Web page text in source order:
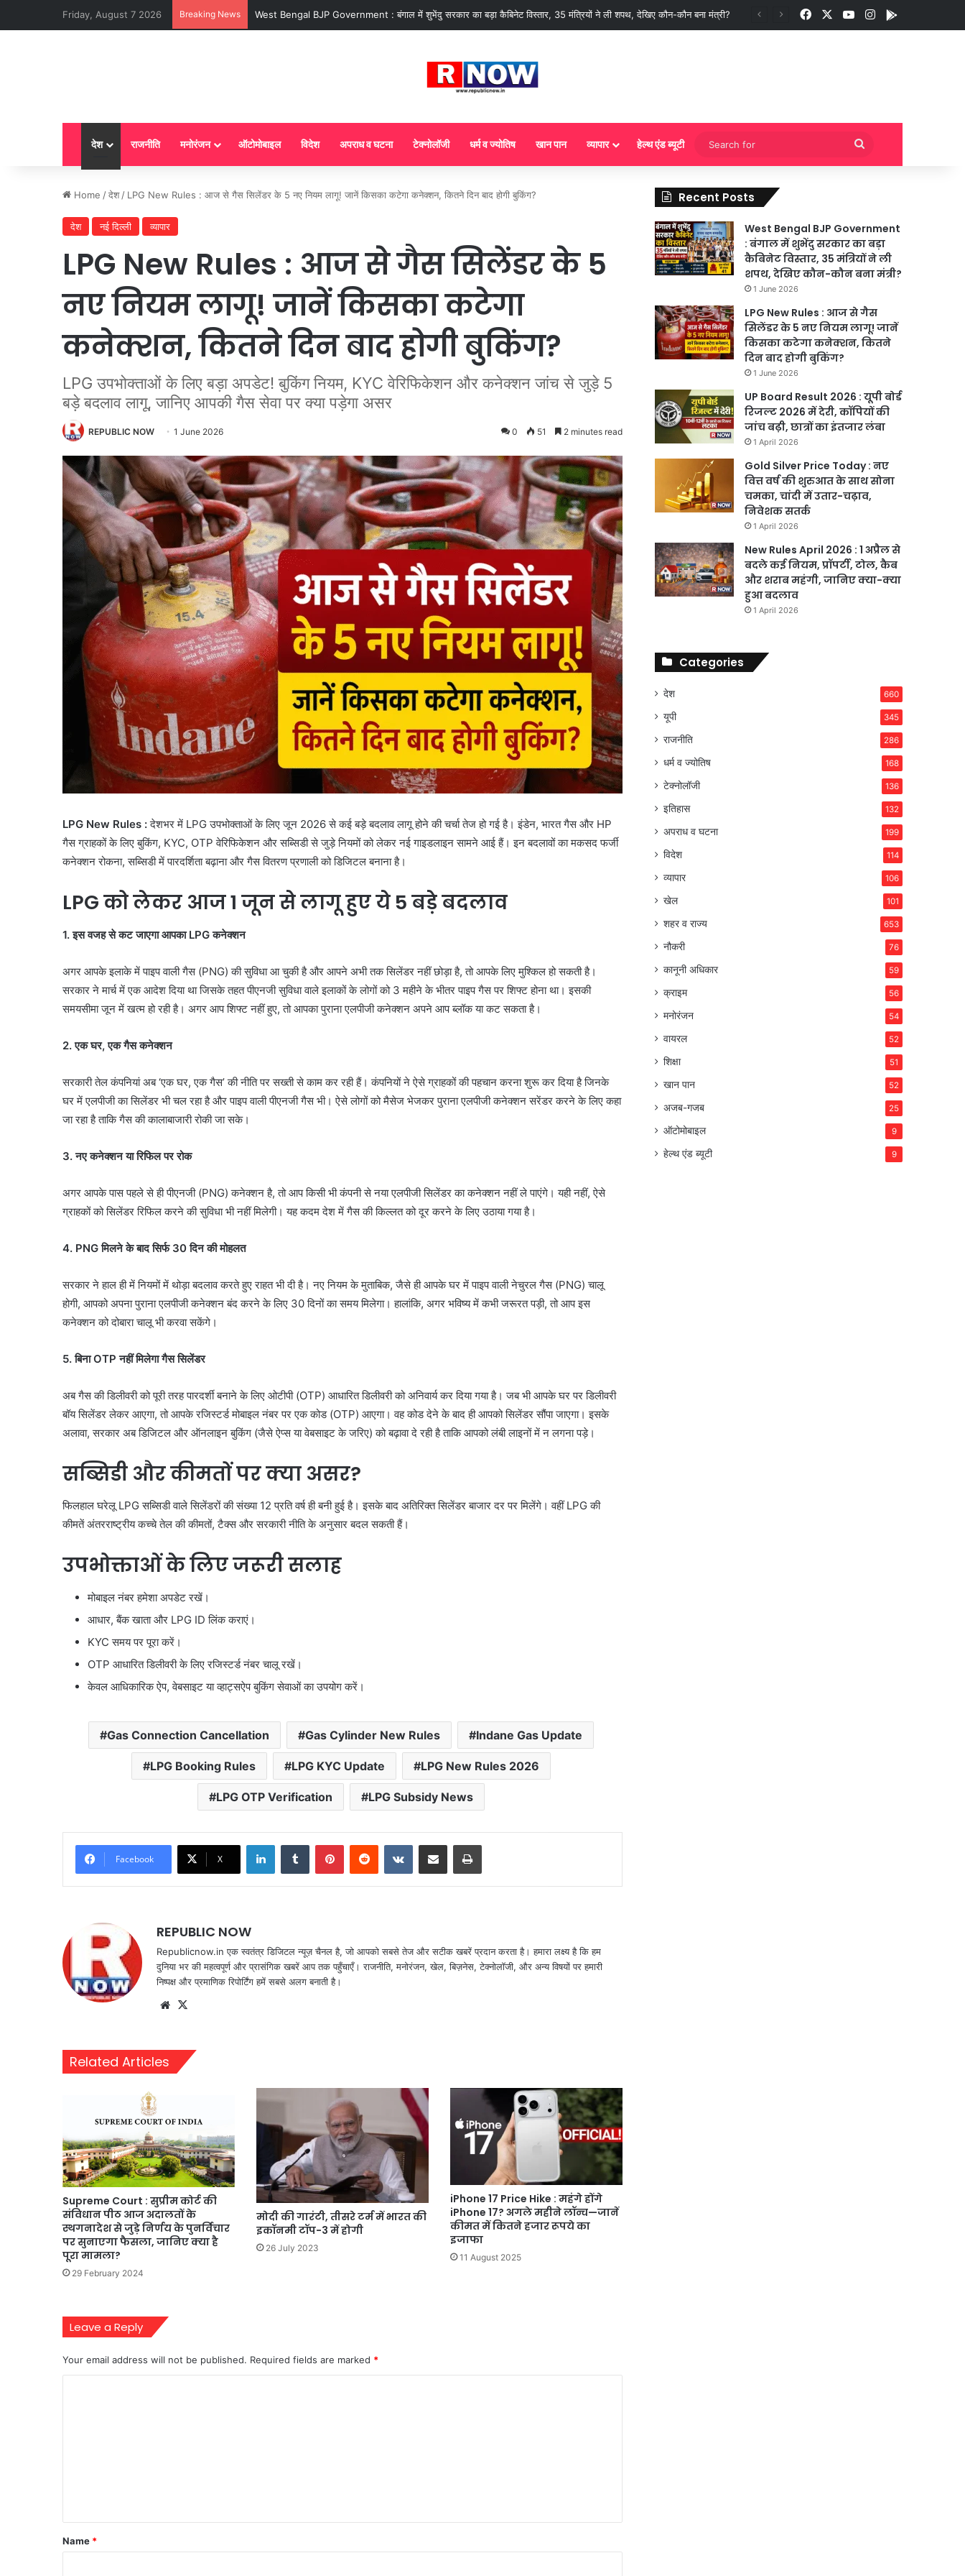
Friday, August 7 2026 Breaking News LPG New Rules : आज से गैस सिलेंडर के 5 नए नियम लागू! जानें किसका कटेगा कनेक्शन, कितने दिन बाद होगी बुकिंग? FacebookYouTubeInstagram
देश राजनीति मनोरंजन ऑटोमोबाइल विदेश अपराध व घटना टेक्नोलॉजी धर्म व ज्योतिष खान पान व्यापार हेल्थ एंड ब्यूटी
Search
for
Home /देश / LPG New Rules : आज से गैस सिलेंडर के 5 नए नियम लागू! जानें किसका कटेगा कनेक्शन, कितने दिन बाद होगी बुकिंग?
देश नई दिल्ली व्यापार
LPG New Rules : आज से गैस सिलेंडर के 5
नए नियम लागू! जानें किसका कटेगा
कनेक्शन, कितने दिन बाद होगी बुकिंग?
LPG उपभोक्ताओं के लिए बड़ा अपडेट! बुकिंग नियम, KYC वेरिफिकेशन और कनेक्शन जांच से जुड़े 5
बड़े बदलाव लागू, जानिए आपकी गैस सेवा पर क्या पड़ेगा असर
REPUBLIC NOW 1 June 2026 0 51 2 minutes read
LPG New Rules :देशभर में LPG उपभोक्ताओं के लिए जून 2026 से कई बड़े बदलाव लागू होने की चर्चा तेज हो गई है। इंडेन, भारत गैस और HP
गैस ग्राहकों के लिए बुकिंग, KYC, OTP वेरिफिकेशन और सब्सिडी से जुड़े नियमों को लेकर नई गाइडलाइन सामने आई हैं। इन बदलावों का मकसद फर्जी
कनेक्शन रोकना, सब्सिडी में पारदर्शिता बढ़ाना और गैस वितरण प्रणाली को डिजिटल बनाना है।
LPG को लेकर आज 1 जून से लागू हुए ये 5 बड़े बदलाव
1. इस वजह से कट जाएगा आपका LPG कनेक्शन
अगर आपके इलाके में पाइप वाली गैस (PNG) की सुविधा आ चुकी है और आपने अभी तक सिलेंडर नहीं छोड़ा है, तो आपके लिए मुश्किल हो सकती है।
सरकार ने मार्च में एक आदेश दिया था जिसके तहत पीएनजी सुविधा वाले इलाकों के लोगों को 3 महीने के भीतर पाइप गैस पर शिफ्ट होना था। इसकी
समयसीमा जून में खत्म हो रही है। अगर आप शिफ्ट नहीं हुए, तो आपका पुराना एलपीजी कनेक्शन अपने आप ब्लॉक या कट सकता है।
2. एक घर, एक गैस कनेक्शन
सरकारी तेल कंपनियां अब ‘एक घर, एक गैस’ की नीति पर सख्ती से काम कर रही हैं। कंपनियों ने ऐसे ग्राहकों की पहचान करना शुरू कर दिया है जिनके
घर में एलपीजी का सिलेंडर भी चल रहा है और पाइप वाली पीएनजी गैस भी। ऐसे लोगों को मैसेज भेजकर पुराना एलपीजी कनेक्शन सरेंडर करने के लिए कहा
जा रहा है ताकि गैस की कालाबाजारी रोकी जा सके।
3. नए कनेक्शन या रिफिल पर रोक
अगर आपके पास पहले से ही पीएनजी (PNG) कनेक्शन है, तो आप किसी भी कंपनी से नया एलपीजी सिलेंडर का कनेक्शन नहीं ले पाएंगे। यही नहीं, ऐसे
ग्राहकों को सिलेंडर रिफिल करने की सुविधा भी नहीं मिलेगी। यह कदम देश में गैस की किल्लत को दूर करने के लिए उठाया गया है।
4. PNG मिलने के बाद सिर्फ 30 दिन की मोहलत
सरकार ने हाल ही में नियमों में थोड़ा बदलाव करते हुए राहत भी दी है। नए नियम के मुताबिक, जैसे ही आपके घर में पाइप वाली नेचुरल गैस (PNG) चालू
होगी, आपको अपना पुराना एलपीजी कनेक्शन बंद करने के लिए 30 दिनों का समय मिलेगा। हालांकि, अगर भविष्य में कभी जरूरत पड़ी, तो आप इस
कनेक्शन को दोबारा चालू भी करवा सकेंगे।
5. बिना OTP नहीं मिलेगा गैस सिलेंडर
अब गैस की डिलीवरी को पूरी तरह पारदर्शी बनाने के लिए ओटीपी (OTP) आधारित डिलीवरी को अनिवार्य कर दिया गया है। जब भी आपके घर पर डिलीवरी
बॉय सिलेंडर लेकर आएगा, तो आपके रजिस्टर्ड मोबाइल नंबर पर एक कोड (OTP) आएगा। वह कोड देने के बाद ही आपको सिलेंडर सौंपा जाएगा। इसके
अलावा, सरकार अब डिजिटल और ऑनलाइन बुकिंग (जैसे ऐप्स या वेबसाइट के जरिए) को बढ़ावा दे रही है ताकि आपको लंबी लाइनों में न लगना पड़े।
सब्सिडी और कीमतों पर क्या असर?
फिलहाल घरेलू LPG सब्सिडी वाले सिलेंडरों की संख्या 12 प्रति वर्ष ही बनी हुई है। इसके बाद अतिरिक्त सिलेंडर बाजार दर पर मिलेंगे। वहीं LPG की
कीमतें अंतरराष्ट्रीय कच्चे तेल की कीमतों, टैक्स और सरकारी नीति के अनुसार बदल सकती हैं।
उपभोक्ताओं के लिए जरूरी सलाह
मोबाइल नंबर हमेशा अपडेट रखें।
आधार, बैंक खाता और LPG ID लिंक कराएं।
KYC समय पर पूरा करें।
OTP आधारित डिलीवरी के लिए रजिस्टर्ड नंबर चालू रखें।
केवल आधिकारिक ऐप, वेबसाइट या व्हाट्सऐप बुकिंग सेवाओं का उपयोग करें।
Gas Connection Cancellation Gas Cylinder New Rules Indane Gas Update
LPG Booking Rules LPG KYC Update LPG New Rules 2026
LPG OTP Verification LPG Subsidy News
Facebook X
LinkedInTumblr PinterestReddit VKontakteShare via Email Print
REPUBLIC NOW
Republicnow.in एक स्वतंत्र डिजिटल न्यूज़ चैनल है, जो आपको सबसे तेज और सटीक खबरें प्रदान करता है। हमारा लक्ष्य है कि हम
दुनिया भर की महत्वपूर्ण और प्रासंगिक खबरें आप तक पहुँचाएँ। राजनीति, मनोरंजन, खेल, बिज़नेस, टेक्नोलॉजी, और अन्य विषयों पर हमारी
निष्पक्ष और प्रमाणिक रिपोर्टिंग हमें सबसे अलग बनाती है।
Website
Related Articles
Supreme Court : सुप्रीम कोर्ट की
संविधान पीठ आज अदालतों के
स्थगनादेश से जुड़े निर्णय के पुनर्विचार
पर सुनाएगा फैसला, जानिए क्या है
पूरा मामला?
29 February 2024
मोदी की गारंटी, तीसरे टर्म में भारत की
इकॉनमी टॉप-3 में होगी
26 July 2023
iPhone 17 Price Hike : महंगे होंगे
iPhone 17? अगले महीने लॉन्च—जानें
कीमत में कितने हजार रूपये का
इजाफा
11 August 2025
Leave a Reply
Your email address will not be published. Required fields are marked *
*
Name *
Recent Posts
West Bengal BJP Government
: बंगाल में शुभेंदु सरकार का बड़ा
कैबिनेट विस्तार, 35 मंत्रियों ने ली
शपथ, देखिए कौन-कौन बना मंत्री?
1 June 2026
LPG New Rules : आज से गैस
सिलेंडर के 5 नए नियम लागू! जानें
किसका कटेगा कनेक्शन, कितने
दिन बाद होगी बुकिंग?
1 June 2026
UP Board Result 2026 : यूपी बोर्ड
रिजल्ट 2026 में देरी, कॉपियों की
जांच बढ़ी, छात्रों का इंतजार लंबा
1 April 2026
Gold Silver Price Today : नए
वित्त वर्ष की शुरुआत के साथ सोना
चमका, चांदी में उतार-चढ़ाव,
निवेशक सतर्क
1 April 2026
New Rules April 2026 : 1 अप्रैल से
बदले कई नियम, प्रॉपर्टी, टोल, कैब
और शराब महंगी, जानिए क्या-क्या
हुआ बदलाव
1 April 2026
Categories
देश 660
यूपी 345
राजनीति 286
धर्म व ज्योतिष 168
टेक्नोलॉजी 136
इतिहास 132
अपराध व घटना 199
विदेश 114
व्यापार 106
खेल 101
शहर व राज्य 653
नौकरी 76
कानूनी अधिकार 59
क्राइम 56
मनोरंजन 54
वायरल 52
शिक्षा 51
खान पान 52
अजब-गजब 25
ऑटोमोबाइल 9
हेल्थ एंड ब्यूटी 9